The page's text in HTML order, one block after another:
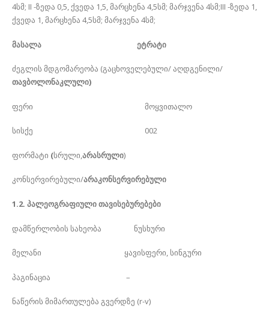
4სმ; II -ზედა 0,5, ქვედა 1,5, მარცხენა 4,5სმ; მარჯვენა 4სმ;III -ზედა 1,
ქვედა 1, მარცხენა 4,5სმ; მარჯვენა 4სმ;
მასალა ეტრატი
ძეგლის მდგომარეობა (გაცხოველებული/ აღდგენილი/
თავბოლონაკლული)
ფერი მოყვითალო
სისქე 002
ფორმატი (სრული,არასრული)
კონსერვირებული/არაკონსერვირებული
1.2. პალეოგრაფიული თავისებურებები
დამწერლობის სახეობა ნუსხური
მელანი ყავისფერი, სინგური
პაგინაცია –
ნაწერის მიმართულება გვერდზე (r-v)